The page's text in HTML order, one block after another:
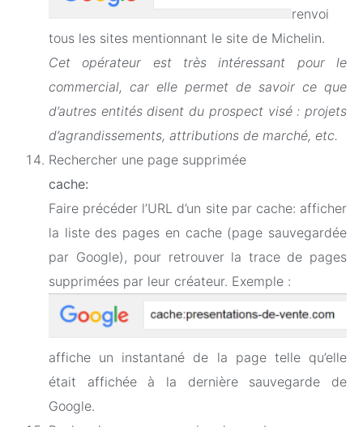
renvoi
tous les sites mentionnant le site de Michelin.
Cet opérateur est très intéressant pour le
commercial, car elle permet de savoir ce que
d’autres entités disent du prospect visé : projets
d’agrandissements, attributions de marché, etc.
Rechercher une page supprimée
cache:
Faire précéder l’URL d’un site par cache: afficher
la liste des pages en cache (page sauvegardée
par Google), pour retrouver la trace de pages
supprimées par leur créateur. Exemple :
affiche un instantané de la page telle qu’elle
était affichée à la dernière sauvegarde de
Google.